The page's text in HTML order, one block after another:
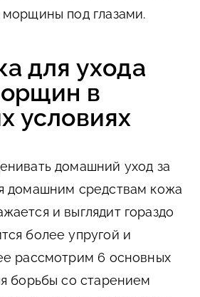
морщины под глазами.
для ухода
в
условиях
домашний уход за
домашним средствам кожа
и выглядит гораздо
более упругой и
рассмотрим 6 основных
борьбы со старением